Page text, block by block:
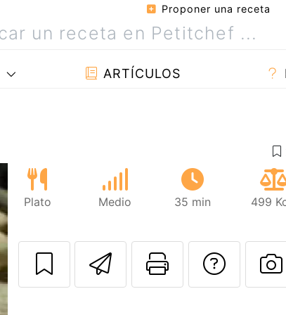
Proponer una receta
ARTÍCULOS
Plato Medio 35 min 499
Enviar esta
Imprimir